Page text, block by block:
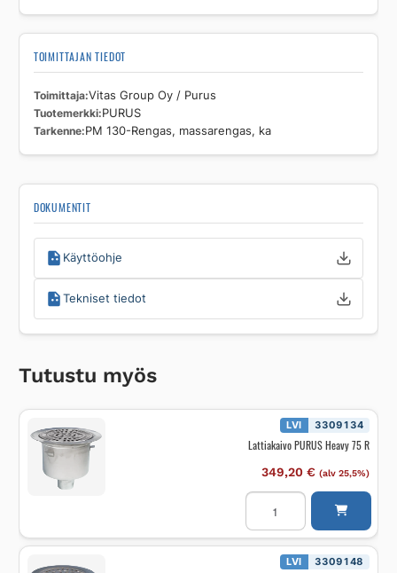
TOIMITTAJAN TIEDOT
Toimittaja Vitas Group Oy / Purus
Tuotemerkki PURUS
Tarkenne PM 130-Rengas, massarengas, ka
DOKUMENTIT
Käyttöohje
Tekniset tiedot
Tutustu myös
LVI 3309134
Lattiakaivo PURUS Heavy 75 R
349,20 € (alv 25,5%)
Lattiakaivo
PURUS
Heavy
75
R
määrä LVI 3309148